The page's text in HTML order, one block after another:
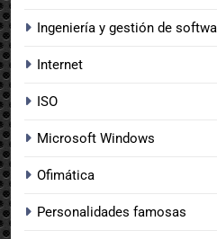
Ingeniería y gestión de
Internet
ISO
Microsoft Windows
Ofimática
Personalidades famosas